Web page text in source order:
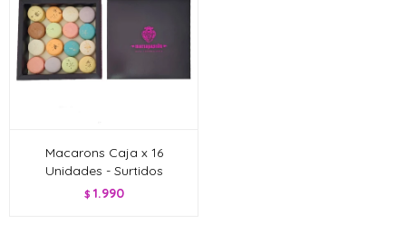
Macarons Caja x 16
Unidades - Surtidos
$ 1.990